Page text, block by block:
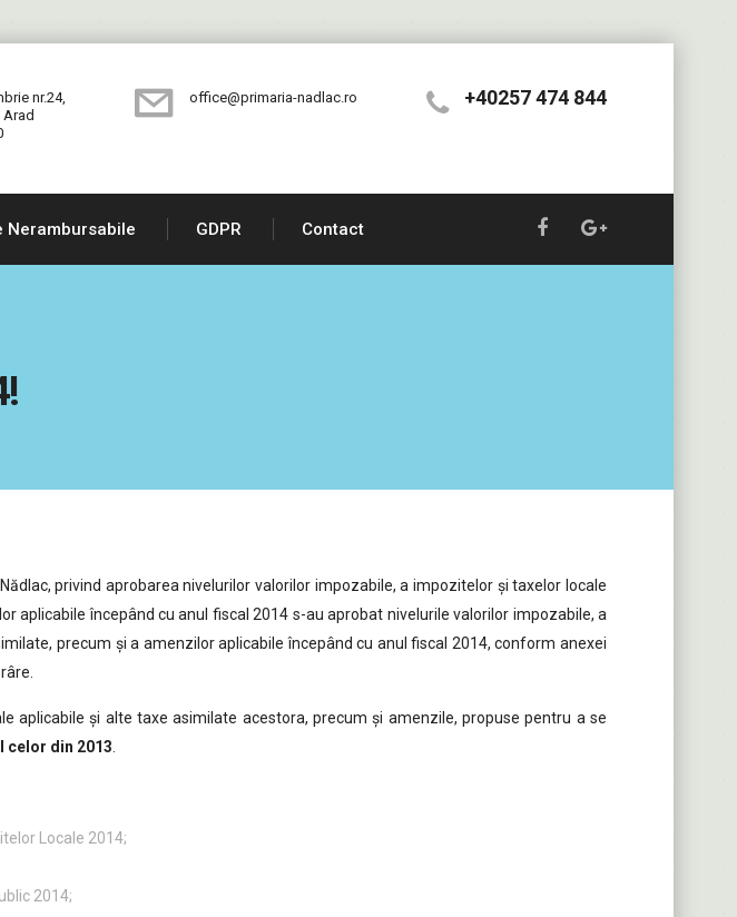
+40257 474 844
office@primaria-nadlac.ro
nr.24,
Nerambursabile GDPR Contact
privind aprobarea nivelurilor valorilor impozabile, a impozitelor şi taxelor locale
aplicabile începând cu anul fiscal 2014 s-au aprobat nivelurile valorilor impozabile, a
precum şi a amenzilor aplicabile începând cu anul fiscal 2014, conform anexei
aplicabile şi alte taxe asimilate acestora, precum şi amenzile, propuse pentru a se
celor din 2013.
Locale 2014;
2014;